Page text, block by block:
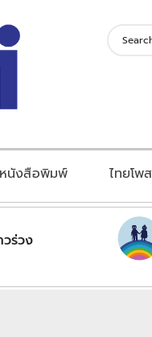
หนังสือพิมพ์ ไทยโพ
ร่วง